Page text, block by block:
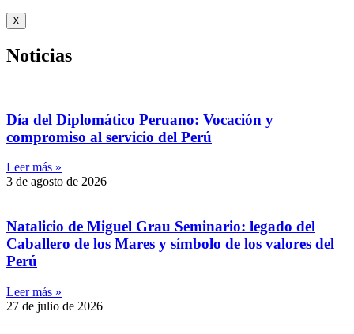
X
Noticias
Día del Diplomático Peruano: Vocación y
compromiso al servicio del Perú
Leer más »
3 de agosto de 2026
Natalicio de Miguel Grau Seminario: legado del
Caballero de los Mares y símbolo de los valores del
Perú
Leer más »
27 de julio de 2026